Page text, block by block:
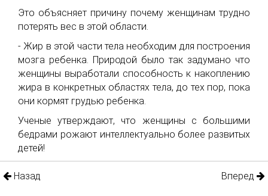
Это объясняет причину почему женщинам трудно
потерять вес в этой области.
- Жир в этой части тела необходим для построения
мозга ребенка. Природой было так задумано что
женщины выработали способность к накоплению
жира в конкретных областях тела, до тех пор, пока
они кормят грудью ребенка.
Ученые утверждают, что женщины с большими
бедрами рожают интеллектуально более развитых
детей!
Назад Вперед